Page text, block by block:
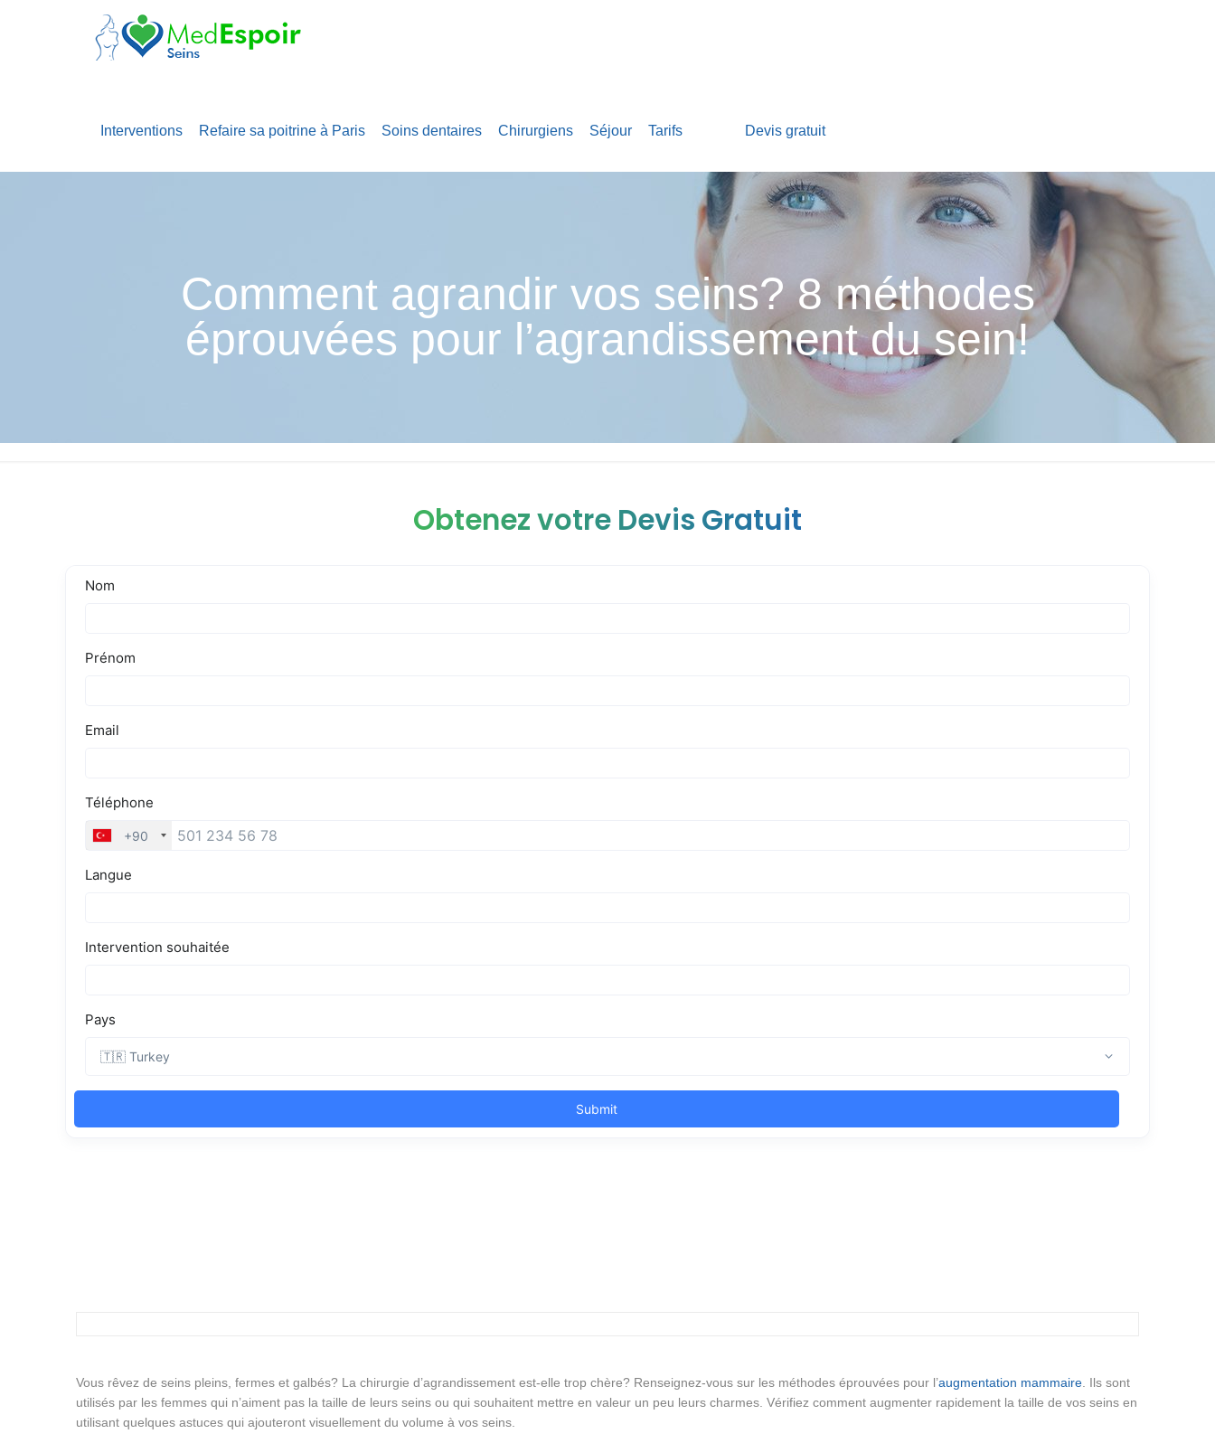
Interventions Refaire sa poitrine à Paris Soins dentaires Chirurgiens Séjour Tarifs Devis gratuit
Comment agrandir vos seins? 8 méthodes
éprouvées pour l’agrandissement du sein!
Obtenez votre Devis Gratuit
Vous rêvez de seins pleins, fermes et galbés? La chirurgie d’agrandissement est-elle trop chère? Renseignez-vous sur les méthodes éprouvées pour l’augmentation mammaire . Ils sont
utilisés par les femmes qui n’aiment pas la taille de leurs seins ou qui souhaitent mettre en valeur un peu leurs charmes. Vérifiez comment augmenter rapidement la taille de vos seins en
utilisant quelques astuces qui ajouteront visuellement du volume à vos seins.